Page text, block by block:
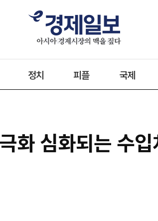
정치 피플 국제
화 심화되는 수